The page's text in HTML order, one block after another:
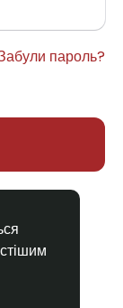
пароль?